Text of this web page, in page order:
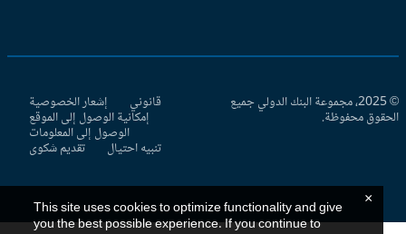
© 2025، مجموعة البنك الدولي جميع
محفوظة.
قانوني إشعار الخصوصية
إمكانية الوصول إلى الموقع
الوصول إلى المعلومات
تنبيه احتيال تقديم شكوى
This site uses cookies to optimize functionality and give
you the best possible experience. If you continue to